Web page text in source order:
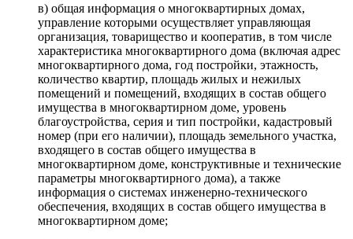
в) общая информация о многоквартирных домах,
управление которыми осуществляет управляющая
организация, товарищество и кооператив, в том числе
характеристика многоквартирного дома (включая адрес
многоквартирного дома, год постройки, этажность,
количество квартир, площадь жилых и нежилых
помещений и помещений, входящих в состав общего
имущества в многоквартирном доме, уровень
благоустройства, серия и тип постройки, кадастровый
номер (при его наличии), площадь земельного участка,
входящего в состав общего имущества в
многоквартирном доме, конструктивные и технические
параметры многоквартирного дома), а также
информация о системах инженерно-технического
обеспечения, входящих в состав общего имущества в
многоквартирном доме;